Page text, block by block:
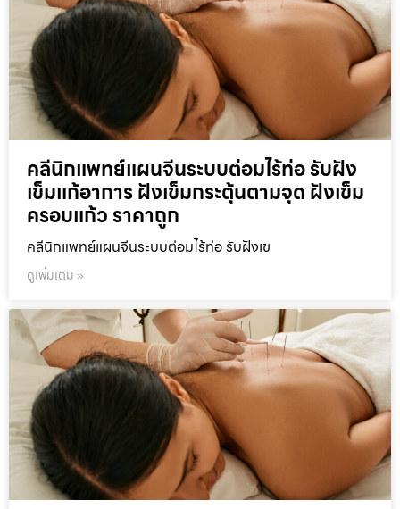
คลีนิกแพทย์แผนจีนระบบต่อมไร้ท่อ รับฝัง
เข็มแก้อาการ ฝังเข็มกระตุ้นตามจุด ฝังเข็ม
ครอบแก้ว ราคาถูก
คลีนิกแพทย์แผนจีนระบบต่อมไร้ท่อ รับฝังเข
ดูเพิ่มเติม »